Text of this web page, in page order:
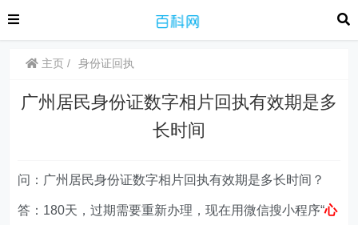
主页 身份证回执
广州居民身份证数字相片回执有效期是多
长时间
问：广州居民身份证数字相片回执有效期是多长时间？
答：180天，过期需要重新办理，现在用微信搜小程序“心